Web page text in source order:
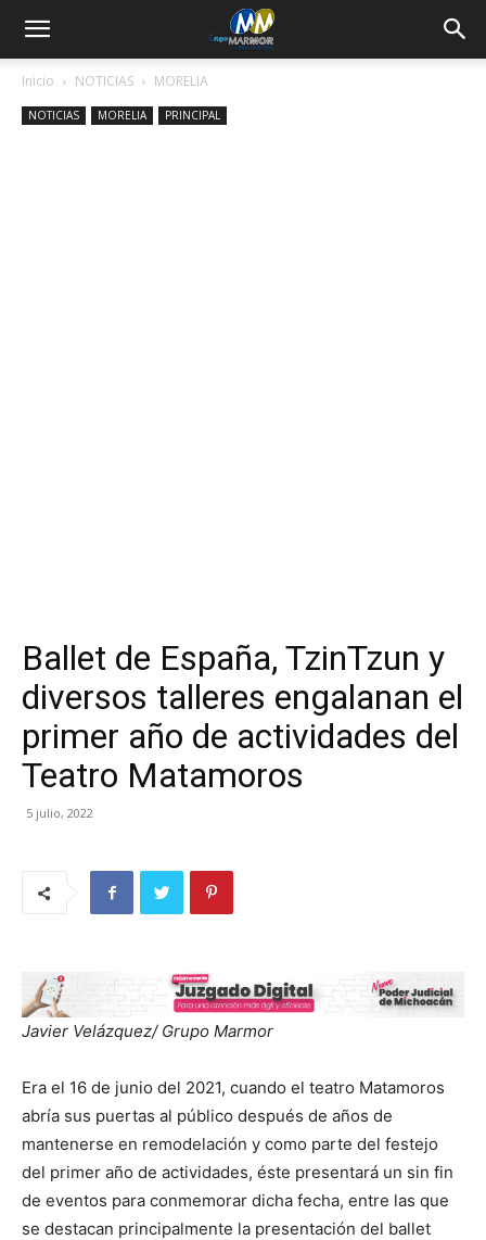
Inicio NOTICIAS MORELIA
NOTICIAS MORELIA PRINCIPAL
Ballet de España, TzinTzun y
diversos talleres engalanan el
primer año de actividades del
Teatro Matamoros
5 julio, 2022
Javier Velázquez/ Grupo Marmor
Era el 16 de junio del 2021, cuando el teatro Matamoros
abría sus puertas al público después de años de
mantenerse en remodelación y como parte del festejo
del primer año de actividades, éste presentará un sin fin
de eventos para conmemorar dicha fecha, entre las que
se destacan principalmente la presentación del ballet